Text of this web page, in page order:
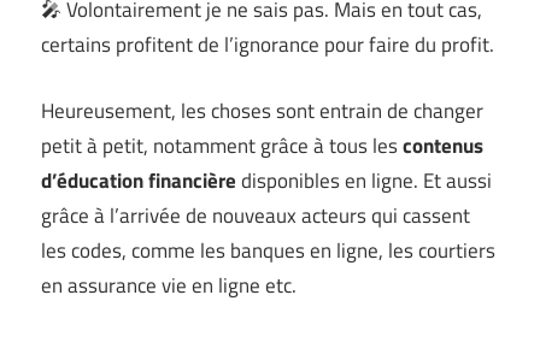
🎤 Volontairement je ne sais pas. Mais en tout cas,
certains profitent de l’ignorance pour faire du profit.
Heureusement, les choses sont entrain de changer
petit à petit, notamment grâce à tous lescontenus
d’éducation financièredisponibles en ligne. Et aussi
grâce à l’arrivée de nouveaux acteurs qui cassent
les codes, comme les banques en ligne, les courtiers
en assurance vie en ligne etc.